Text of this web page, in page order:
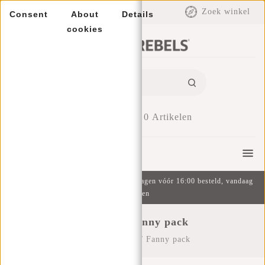
EUR Zoek winkel
0 Artikelen
Gratis verzending v.a. €49 | Op werkdagen vóór 16:00 besteld, vandaag
verzonden
Heuptas / Fanny pack
Heuptas / Fanny pack
Consent
About
cookies
Details